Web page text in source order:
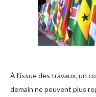
À l’issue des travaux, un
demain ne peuvent plus